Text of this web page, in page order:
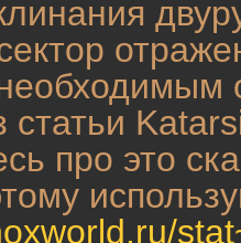
про это